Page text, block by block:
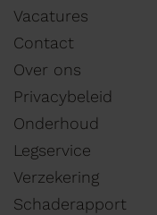
Vacatures
Contact
Over ons
Privacybeleid
Onderhoud
Legservice
Verzekering
Schaderapport